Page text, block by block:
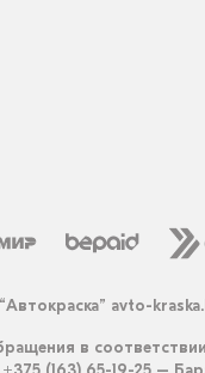
avto-
в